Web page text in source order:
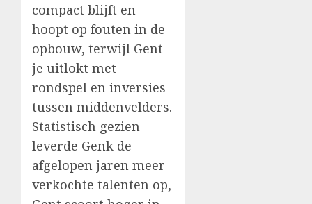
compact blijft en
hoopt op fouten in de
opbouw, terwijl Gent
je uitlokt met
rondspel en inversies
tussen middenvelders.
Statistisch gezien
leverde Genk de
afgelopen jaren meer
verkochte talenten op,